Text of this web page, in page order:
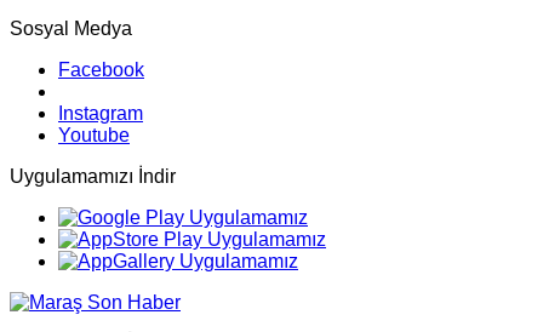
Sosyal Medya
Facebook
Instagram
Youtube
Uygulamamızı İndir